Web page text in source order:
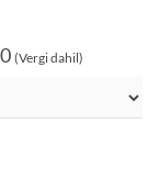
(Vergi dahil)